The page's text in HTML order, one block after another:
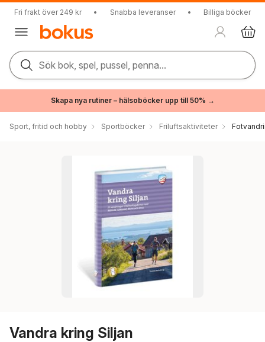
Fri frakt över 249 kr • Snabba leveranser • Billiga böcker
Sök bok, spel, pussel, penna...
Skapa nya rutiner – hälsoböcker upp till 50% →
Sport, fritid och hobby Sportböcker Friluftsaktiviteter
Vandra kring Siljan